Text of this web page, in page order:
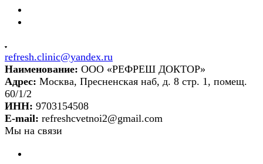
refresh.clinic@yandex.ru
Наименование: ООО «РЕФРЕШ ДОКТОР»
Адрес: Москва, Пресненская наб, д. 8 стр. 1, помещ.
60/1/2
ИНН: 9703154508
E-mail: refreshcvetnoi2@gmail.com
Мы на связи